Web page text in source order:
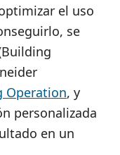
el uso
se
Operation, y
personalizada
en un